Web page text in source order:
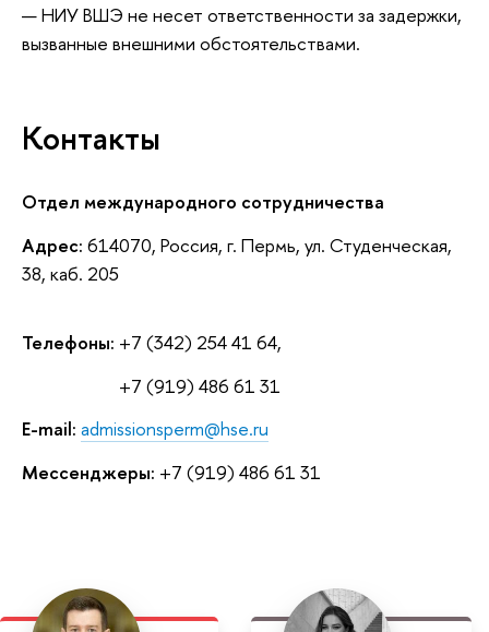
НИУ ВШЭ не несет ответственности за задержки,
вызванные внешними обстоятельствами.
Контакты
Отдел международного сотрудничества
Адрес: 614070, Россия, г. Пермь, ул. Студенческая,
38, каб. 205
Телефоны: +7 (342) 254 41 64,
+7 (919) 486 61 31
E-mail: admissionsperm@hse.ru
Мессенджеры: +7 (919) 486 61 31